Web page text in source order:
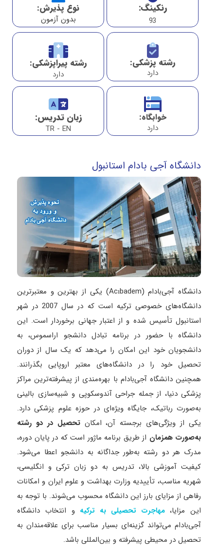
رنکینگ:
93
نوع پذیرش:
بدون آزمون
رشته پزشکی:
دارد
رشته پیراپزشکی:
دارد
خوابگاه:
دارد
زبان تدریس:
TR - EN
دانشگاه آجی بادام استانبول
دانشگاه آجی‌بادام (Acıbadem) یکی از بهترین و معتبرترین
دانشگاه‌های خصوصی ترکیه است که در سال 2007 در شهر
استانبول تأسیس شده و از اعتبار جهانی برخوردار است. این
دانشگاه با حضور در برنامه تبادل دانشجو اراسموس، به
دانشجویان خود این امکان را می‌دهد که یک سال از دوران
تحصیل خود را در دانشگاه‌های معتبر اروپایی بگذرانند.
همچنین دانشگاه آجی‌بادام با بهره‌مندی از پیشرفته‌ترین مراکز
پزشکی دنیا، از جمله جراحی آندوسکوپی و شبیه‌سازی بالینی
به‌صورت رباتیک، جایگاه ویژه‌ای در حوزه علوم پزشکی دارد.
یکی از ویژگی‌های برجسته آن، امکانتحصیل در دو رشته
به‌صورت همزمان از طریق برنامه ماژور است که در پایان دوره،
مدرک هر دو رشته به‌طور جداگانه به دانشجو اعطا می‌شود.
کیفیت آموزشی بالا، تدریس به دو زبان ترکی و انگلیسی،
شهریه مناسب، تأییدیه وزارت بهداشت و علوم ایران و امکانات
رفاهی از مزایای بارز این دانشگاه محسوب می‌شوند. با توجه به
این مزایا،مهاجرت تحصیلی به ترکیه و انتخاب دانشگاه
آجی‌بادام می‌تواند گزینه‌ای بسیار مناسب برای علاقه‌مندان به
تحصیل در محیطی پیشرفته و بین‌المللی باشد.